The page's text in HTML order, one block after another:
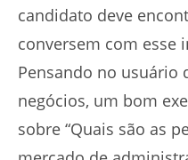
candidato deve
conversem com esse
Pensando no usuário
negócios, um bom
sobre “Quais são as